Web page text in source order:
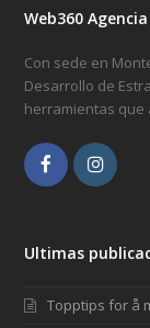
Web360
Con sede en
Desarrollo de
herramientas que
Facebook
Ultimas
Topptips for å